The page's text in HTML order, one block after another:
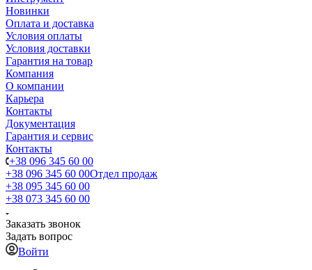
Новинки
Оплата и доставка
Условия оплаты
Условия доставки
Гарантия на товар
Компания
О компании
Карьера
Контакты
Документация
Гарантия и сервис
Контакты
+38 096 345 60 00
+38 096 345 60 00Отдел продаж
+38 095 345 60 00
+38 073 345 60 00
Заказать звонок
Задать вопрос
Войти